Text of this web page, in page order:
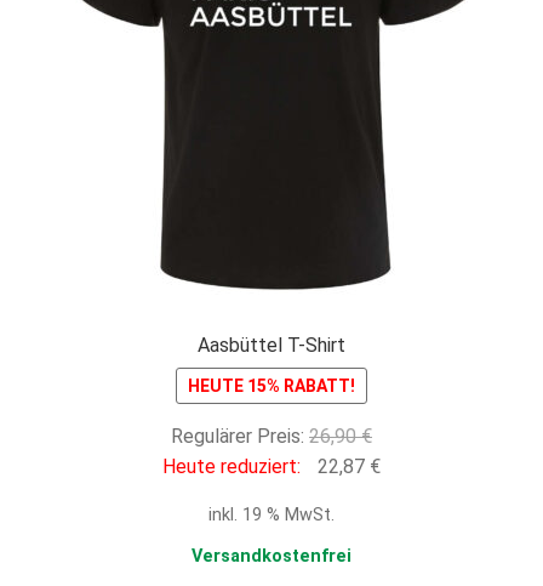
Aasbüttel T-Shirt
HEUTE 15% RABATT!
Regulärer Preis: 26,90€Ursprünglicher
Preis
Heute reduziert: 22,87 €Aktueller
inkl. 19 % MwSt.
Versandkostenfrei